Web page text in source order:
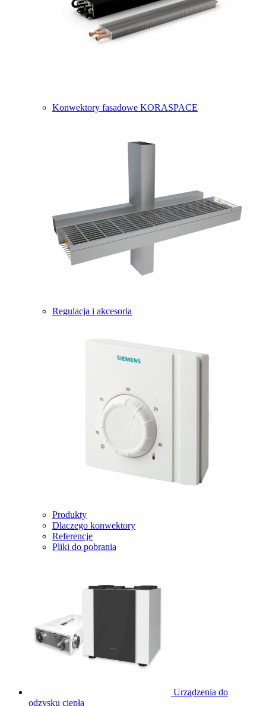
Konwektory fasadowe KORASPACE
Regulacja i akcesoria
Produkty
Dlaczego konwektory
Referencje
Pliki do pobrania
Urządzenia do
odzysku ciepła